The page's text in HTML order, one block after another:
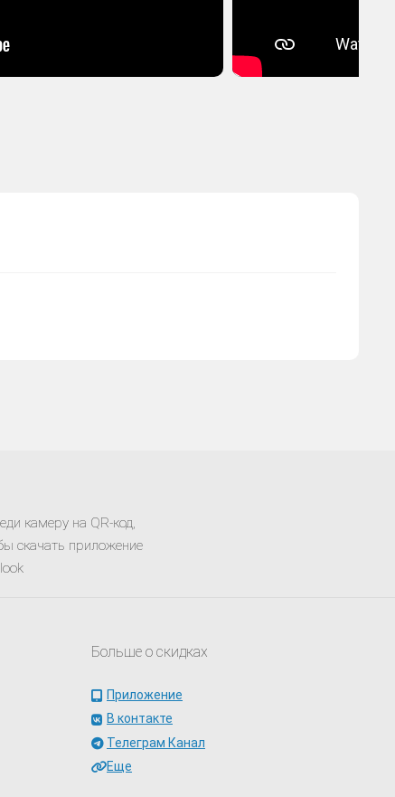
камеру на QR-код,
скачать приложение
Больше о скидках
Приложение
В контакте
Телеграм Канал
Еще